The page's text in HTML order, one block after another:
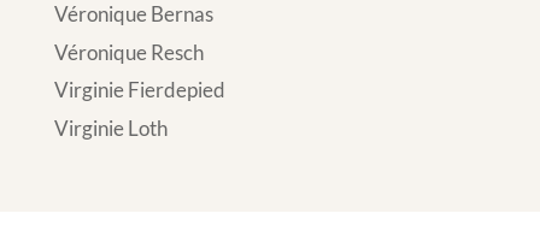
Véronique Bernas
Véronique Resch
Virginie Fierdepied
Virginie Loth